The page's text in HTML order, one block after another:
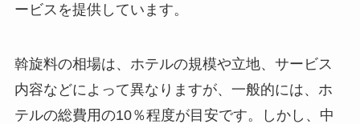
ービスを提供しています。
斡旋料の相場は、 ホテルの規模や立地、サービス
内容などによって異なりますが、一般的には、ホ
テルの総費用の10％程度が目安です。しかし、 中